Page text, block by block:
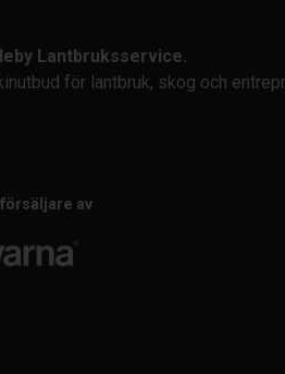
Lantbruksservice.
för lantbruk, skog och
av